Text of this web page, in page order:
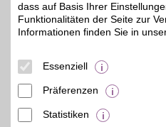
dass auf Basis Ihrer
Funktionalitäten der Seite zur
Informationen finden Sie in
Essenziell
Präferenzen
Statistiken